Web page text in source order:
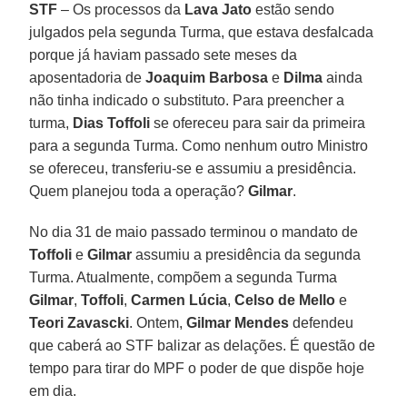
STF – Os processos da Lava Jato estão sendo
julgados pela segunda Turma, que estava desfalcada
porque já haviam passado sete meses da
aposentadoria deJoaquim Barbosa e Dilma ainda
não tinha indicado o substituto. Para preencher a
turma, Dias Toffoli se ofereceu para sair da primeira
para a segunda Turma. Como nenhum outro Ministro
se ofereceu, transferiu-se e assumiu a presidência.
Quem planejou toda a operação?Gilmar.
No dia 31 de maio passado terminou o mandato de
Toffoli eGilmar assumiu a presidência da segunda
Turma. Atualmente, compõem a segunda Turma
Gilmar,Toffoli,Carmen Lúcia,Celso de Mello e
Teori Zavascki. Ontem,Gilmar Mendes defendeu
que caberá ao STF balizar as delações. É questão de
tempo para tirar do MPF o poder de que dispõe hoje
em dia.